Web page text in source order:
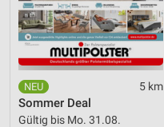
5 km
Sommer Deal
Gültig bis Mo. 31.08.